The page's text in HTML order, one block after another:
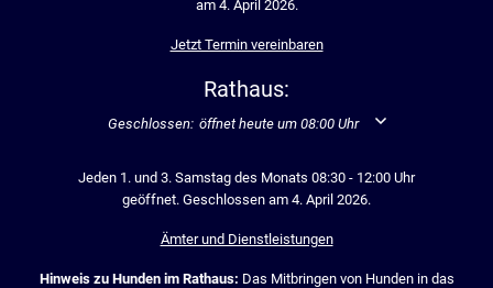
am 4. April 2026.
Jetzt Termin vereinbaren
Rathaus:
Klicken, um weitere Öffnungs- oder Schließzeiten
Geschlossen: öffnet heute um 08:00 Uhr
Jeden 1. und 3. Samstag des Monats 08:30 - 12:00 Uhr
geöffnet. Geschlossen am 4. April 2026.
Ämter und Dienstleistungen
Hinweis zu Hunden im Rathaus: Das Mitbringen von Hunden in das